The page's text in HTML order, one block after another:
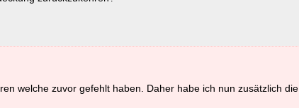
welche zuvor gefehlt haben. Daher habe ich nun zusätzlich die